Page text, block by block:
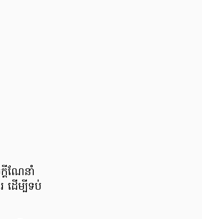
ដីណែនាំ
ដើម្បីទប់